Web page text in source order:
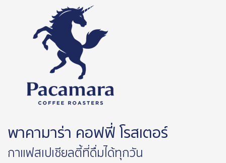
พาคามาร่า คอฟฟี่ โรสเตอร์
กาแฟสเปเชียลตี้ที่ดื่มได้ทุกวัน